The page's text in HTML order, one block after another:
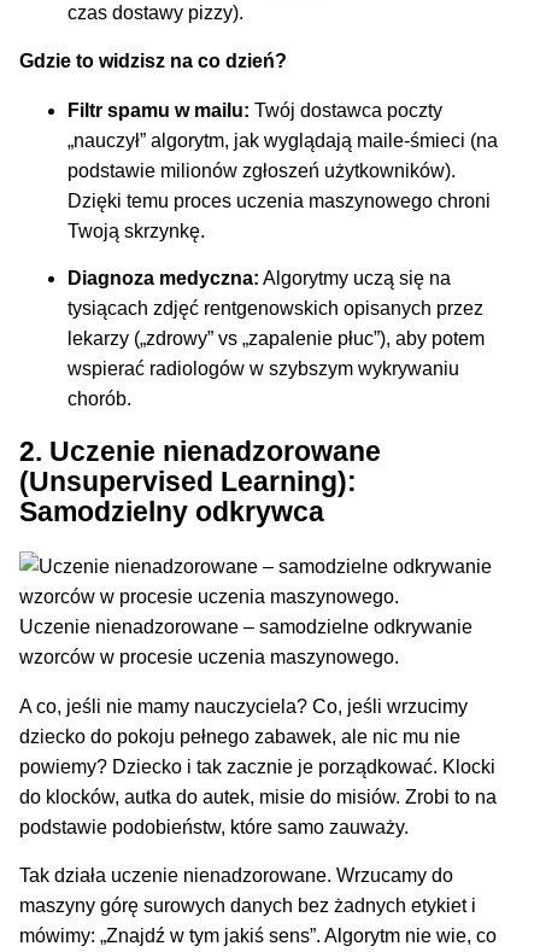
czas dostawy pizzy).
Gdzie to widzisz na co dzień?
Filtr spamu w mailu: Twój dostawca poczty
„nauczył” algorytm, jak wyglądają maile-śmieci (na
podstawie milionów zgłoszeń użytkowników).
Dzięki temu proces uczenia maszynowego chroni
Twoją skrzynkę.
Diagnoza medyczna: Algorytmy uczą się na
tysiącach zdjęć rentgenowskich opisanych przez
lekarzy („zdrowy” vs „zapalenie płuc”), aby potem
wspierać radiologów w szybszym wykrywaniu
chorób.
2. Uczenie nienadzorowane
(Unsupervised Learning):
Samodzielny odkrywca
Uczenie nienadzorowane – samodzielne odkrywanie
wzorców w procesie uczenia maszynowego.
A co, jeśli nie mamy nauczyciela? Co, jeśli wrzucimy
dziecko do pokoju pełnego zabawek, ale nic mu nie
powiemy? Dziecko i tak zacznie je porządkować. Klocki
do klocków, autka do autek, misie do misiów. Zrobi to na
podstawie podobieństw, które samo zauważy.
Tak działa uczenie nienadzorowane. Wrzucamy do
maszyny górę surowych danych bez żadnych etykiet i
mówimy: „Znajdź w tym jakiś sens”. Algorytm nie wie, co